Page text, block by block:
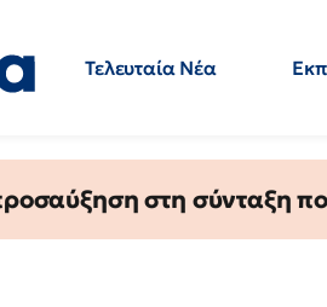
Τελευταία Νέα
στη σύνταξη